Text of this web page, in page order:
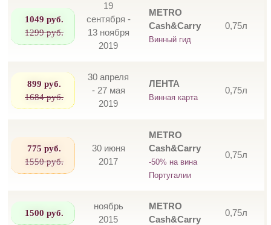
1049 руб.
1299 руб.
19
сентября -
13 ноября
2019
METRO
Cash&Carry
Винный гид
0,75л
899 руб.
1684 руб.
30 апреля
- 27 мая
2019
ЛЕНТА
Винная карта
0,75л
775 руб.
1550 руб.
30 июня
2017
METRO
Cash&Carry
-50% на вина
Португалии
0,75л
1500 руб.
ноябрь
2015
METRO
Cash&Carry
0,75л